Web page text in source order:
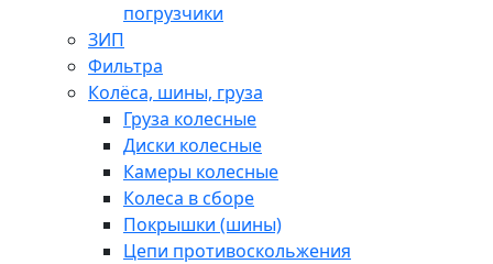
погрузчики
ЗИП
Фильтра
Колёса, шины, груза
Груза колесные
Диски колесные
Камеры колесные
Колеса в сборе
Покрышки (шины)
Цепи противоскольжения